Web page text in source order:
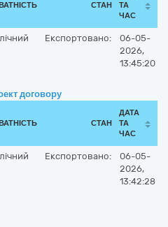
СТАН
ТА
ЧАС
Експортовано:
06-05-
2026,
13:45:20
договору
СТАН
ДАТА
ТА
ЧАС
Експортовано:
06-05-
2026,
13:42:28